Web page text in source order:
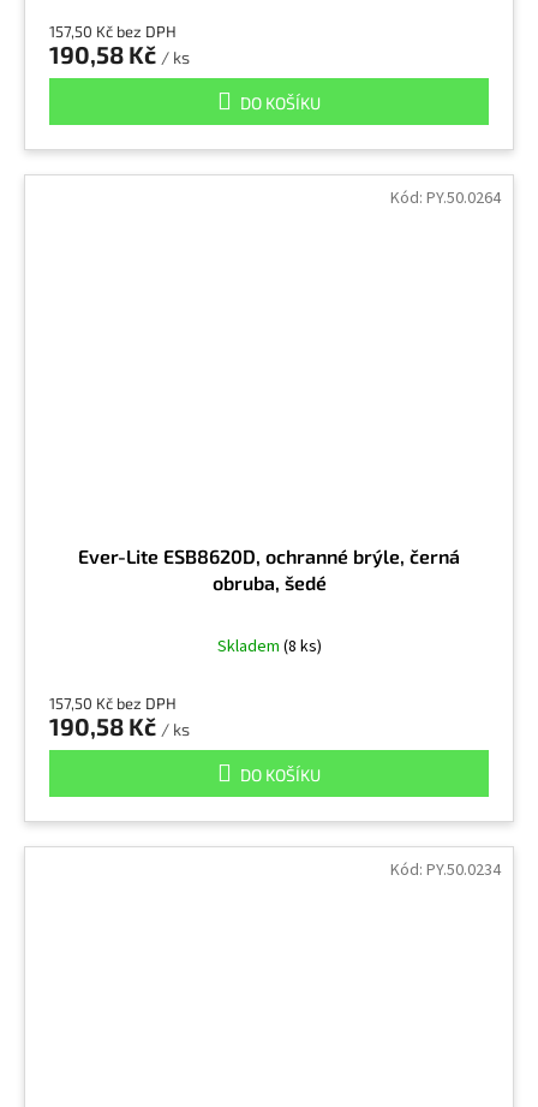
157,50 Kč bez DPH
190,58 Kč / ks
DO KOŠÍKU
Ever-Lite ESB8620D, ochranné brýle, černá
obruba, šedé
Skladem (8 ks)
157,50 Kč bez DPH
190,58 Kč / ks
DO KOŠÍKU
Kód: PY.50.0264
Kód: PY.50.0234